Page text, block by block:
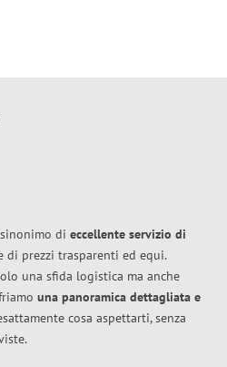
di eccellente servizio di
di prezzi trasparenti ed equi.
una sfida logistica ma anche
una panoramica dettagliata e
cosa aspettarti, senza